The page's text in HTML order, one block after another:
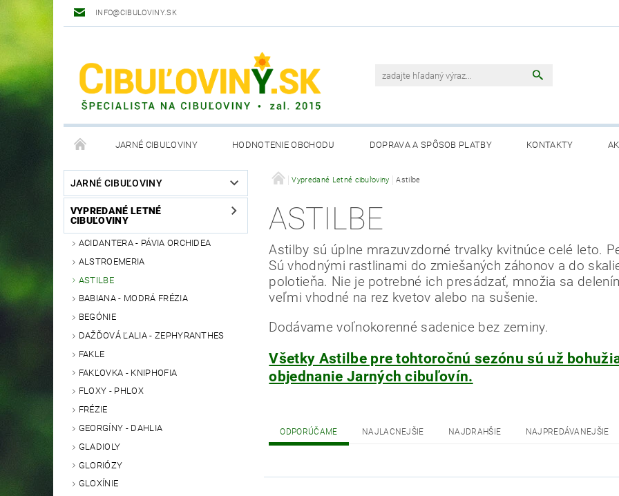
INFO@CIBULOVINY.SK
JARNÉ CIBUĽOVINY HODNOTENIE OBCHODU DOPRAVA A SPÔSOB PLATBY KONTAKTY
OBCHODNÉ PODMIENKY
JARNÉ CIBUĽOVINY
VYPREDANÉ LETNÉ
CIBUĽOVINY
ACIDANTERA - PÁVIA ORCHIDEA
ALSTROEMERIA
ASTILBE
BABIANA - MODRÁ FRÉZIA
BEGÓNIE
DAŽĎOVÁ ĽALIA - ZEPHYRANTHES
FAKLE
FAKĽOVKA - KNIPHOFIA
FLOXY - PHLOX
FRÉZIE
GEORGÍNY - DAHLIA
GLADIOLY
GLORIÓZY
GLOXÍNIE
Vypredané Letné cibuľoviny Astilbe
ASTILBE
Astilby sú úplne mrazuvzdorné trvalky kvitnúce celé leto.
Sú vhodnými rastlinami do zmiešaných záhonov a do
polotieňa. Nie je potrebné ich presádzať, množia sa
veľmi vhodné na rez kvetov alebo na sušenie.
Dodávame voľnokorenné sadenice bez zeminy.
Všetky Astilbe pre tohtoročnú sezónu sú už
objednanie Jarných cibuľovín.
ODPORÚČAME NAJLACNEJŠIE NAJDRAHŠIE NAJPREDÁVANEJŠIE